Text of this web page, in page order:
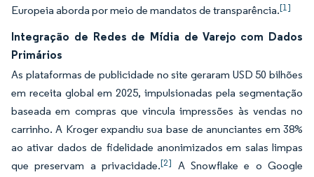
Europeia aborda por meio de mandatos de transparência.[1]
Integração de Redes de Mídia de Varejo com Dados
Primários
As plataformas de publicidade no site geraram USD 50 bilhões
em receita global em 2025, impulsionadas pela segmentação
baseada em compras que vincula impressões às vendas no
carrinho. A Kroger expandiu sua base de anunciantes em 38%
ao ativar dados de fidelidade anonimizados em salas limpas
que preservam a privacidade.[2] A Snowflake e o Google